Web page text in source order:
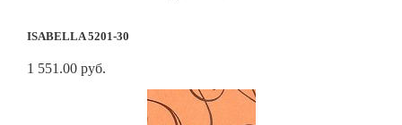
ISABELLA 5201-30
1 551.00 руб.